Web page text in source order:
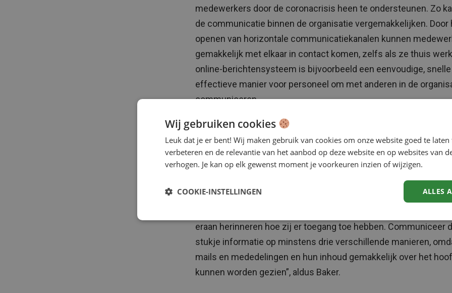
medewerkers door de coronacrisis heen te ondersteunen. Zo
de communicatie binnen de organisatie vergemakkelijken. Door
openen van horizontale communicatiekanalen kunnen
gemakkelijk met elkaar in contact komen, zelfs als ze thuis
online-berichtensysteem is bijvoorbeeld een eenvoudige, snelle
effectieve manier voor personeel om met anderen in de
communiceren.
Externe vertrouwenspersoon
Een externe vertrouwenspersoon tot wie medewerkers
toegang hebben, geeft ze de mogelijkheid om uit te drukken hoe
zich voelen zonder dat ze bang hoeven zijn dat dat intern in de
organisatie belandt. “Als je al een ondersteuningsprogramma
eraan herinneren hoe zij er toegang toe hebben. Communiceer
stukje informatie op minstens drie verschillende manieren,
mails en mededelingen en hun inhoud gemakkelijk over het
kunnen worden gezien”, aldus Baker.
Wij gebruiken cookies
Leuk dat je er bent! Wij maken gebruik van cookies om onze website goed te
verbeteren en de relevantie van het aanbod op deze website en op websites van
verhogen. Je kan op elk gewenst moment je voorkeuren inzien of wijzigen.
ALLES
COOKIE-INSTELLINGEN